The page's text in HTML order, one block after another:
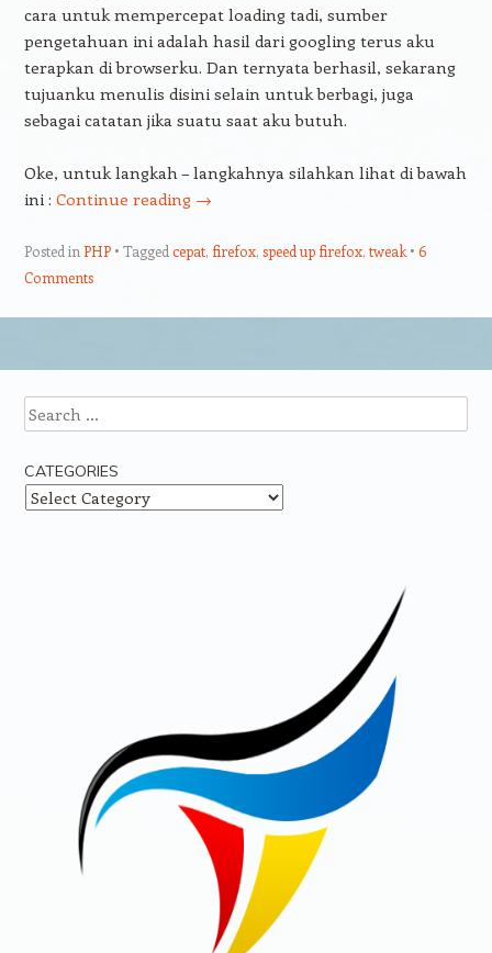
cara untuk mempercepat loading tadi, sumber
pengetahuan ini adalah hasil dari googling terus aku
terapkan di browserku. Dan ternyata berhasil, sekarang
tujuanku menulis disini selain untuk berbagi, juga
sebagai catatan jika suatu saat aku butuh.
Oke, untuk langkah – langkahnya silahkan lihat di bawah
ini : Continue reading →
Posted in PHP Tagged cepat, firefox, speed up firefox, tweak
6
Comments
Search
CATEGORIES
Categories